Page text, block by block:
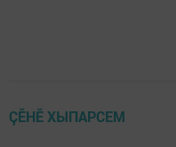
ÇӖНӖ ХЫПАРСЕМ